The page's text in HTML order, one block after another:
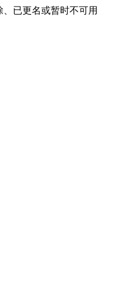
已更名或暂时不可用